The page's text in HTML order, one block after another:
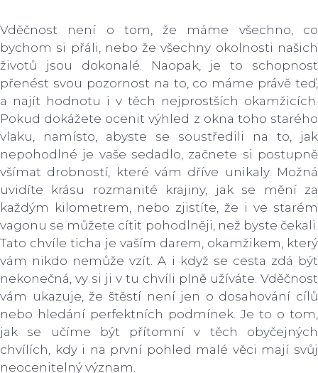
Vděčnost není o tom, že máme všechno, co
bychom si přáli, nebo že všechny okolnosti našich
životů jsou dokonalé. Naopak, je to schopnost
přenést svou pozornost na to, co máme právě teď,
a najít hodnotu i v těch nejprostších okamžicích.
Pokud dokážete ocenit výhled z okna toho starého
vlaku, namísto, abyste se soustředili na to, jak
nepohodlné je vaše sedadlo, začnete si postupně
všímat drobností, které vám dříve unikaly. Možná
uvidíte krásu rozmanité krajiny, jak se mění za
každým kilometrem, nebo zjistíte, že i ve starém
vagonu se můžete cítit pohodlněji, než byste čekali.
Tato chvíle ticha je vaším darem, okamžikem, který
vám nikdo nemůže vzít. A i když se cesta zdá být
nekonečná, vy si ji v tu chvíli plně užíváte. Vděčnost
vám ukazuje, že štěstí není jen o dosahování cílů
nebo hledání perfektních podmínek. Je to o tom,
jak se učíme být přítomní v těch obyčejných
chvílích, kdy i na první pohled malé věci mají svůj
neocenitelný význam.